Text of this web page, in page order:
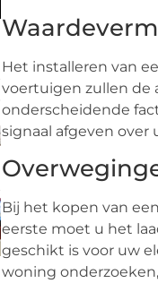
Het installeren van
voertuigen zullen de
onderscheidende
signaal afgeven
Bij het kopen van
eerste moet u het
geschikt is voor uw
woning